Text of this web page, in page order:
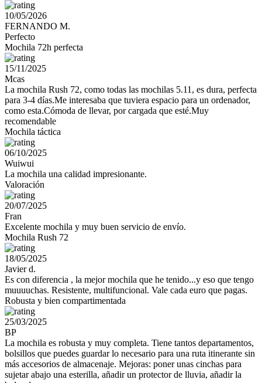
10/05/2026
FERNANDO M.
Perfecto
Mochila 72h perfecta
15/11/2025
Mcas
La mochila Rush 72, como todas las mochilas 5.11, es dura, perfecta
para 3-4 días.Me interesaba que tuviera espacio para un ordenador,
como esta.Cómoda de llevar, por cargada que esté.Muy
recomendable
Mochila táctica
06/10/2025
Wuiwui
La mochila una calidad impresionante.
Valoración
20/07/2025
Fran
Excelente mochila y muy buen servicio de envío.
Mochila Rush 72
18/05/2025
Javier d.
Es con diferencia , la mejor mochila que he tenido...y eso que tengo
muuuuchas. Resistente, multifuncional. Vale cada euro que pagas.
Robusta y bien compartimentada
25/03/2025
BP
La mochila es robusta y muy completa. Tiene tantos departamentos,
bolsillos que puedes guardar lo necesario para una ruta itinerante sin
más accesorios de almacenaje. Mejoras: poner unas cinchas para
sujetar abajo una esterilla, añadir un protector de lluvia, añadir la